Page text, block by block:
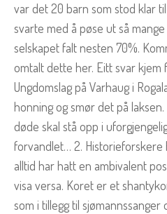
var det 20 barn som stod klar
svarte med å pøse ut så
selskapet falt nesten 70%.
omtalt dette her. Eitt svar kjem
Ungdomslag på Varhaug i
honning og smør det på
døde skal stå opp i
forvandlet… 2. Historieforskere
alltid har hatt en ambivalent
visa versa. Koret er et
som i tillegg til sjømannssanger